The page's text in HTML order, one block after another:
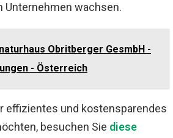
Unternehmen wachsen.
Obritberger GesmbH -
- Österreich
effizientes und kostensparendes
besuchen Sie diese